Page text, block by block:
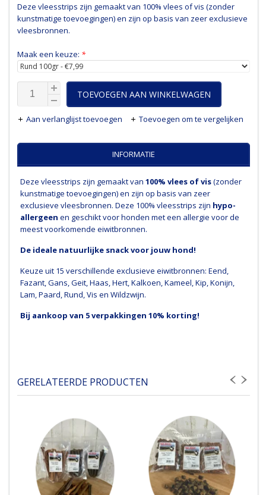
Deze vleesstrips zijn gemaakt van 100% vlees of vis (zonder
kunstmatige toevoegingen) en zijn op basis van zeer exclusieve
vleesbronnen.
Maak een keuze: *
TOEVOEGEN AAN WINKELWAGEN
Aan verlanglijst toevoegen Toevoegen om te vergelijken
INFORMATIE
Deze vleesstrips zijn gemaakt van 100% vlees of vis(zonder
kunstmatige toevoegingen) en zijn op basis van zeer
exclusieve vleesbronnen. Deze 100% vleesstrips zijn hypo-
allergeen en geschikt voor honden met een allergie voor de
meest voorkomende eiwitbronnen.
De ideale natuurlijke snack voor jouw hond!
Keuze uit 15 verschillende exclusieve eiwitbronnen: Eend,
Fazant, Gans, Geit, Haas, Hert, Kalkoen, Kameel, Kip, Konijn,
Lam, Paard, Rund, Vis en Wildzwijn.
Bij aankoop van 5 verpakkingen 10% korting!
GERELATEERDE PRODUCTEN